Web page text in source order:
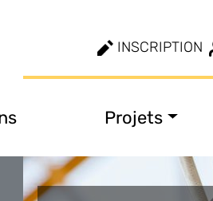
INSCRIPTION
Projets